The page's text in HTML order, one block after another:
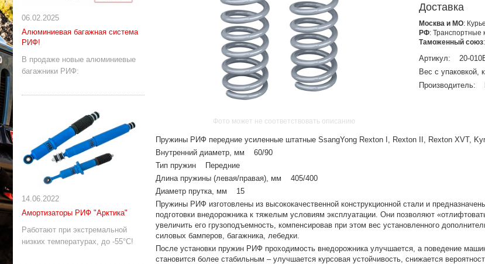
06.02.2025
Алюминиевая багажная система
РИФ!
В продаже новые алюминиевые
багажники РИФ:
14.06.2022
Амортизаторы РИФ "Арктика"
Работают при экстремальной
низких температурах, до -55°С!
Фото может не соответствовать описанию
Доставка
Москва и МО:
РФ: Транспортные
Таможенный союз
Артикул:
20-
Вес с упаковкой,
Производитель:
Пружины РИФ передние усиленные штатные SsangYong Rexton I, Rexton II, Rexton XVT,
Внутренний диаметр, мм 60/90
Тип пружин Передние
Длина пружины (левая/правая), мм 405/400
Диаметр прутка, мм 15
Пружины РИФ изготовлены из высококачественной конструкционной стали и
подготовки внедорожника к тяжелым условиям эксплуатации. Они позволяют
увеличить его грузоподъемность, компенсировав при этом вес установленного
силовых бамперов, багажника, лебедки.
После установки пружин РИФ проходимость внедорожника улучшается, а поведение
становится более стабильным – улучшается курсовая устойчивость, снижается